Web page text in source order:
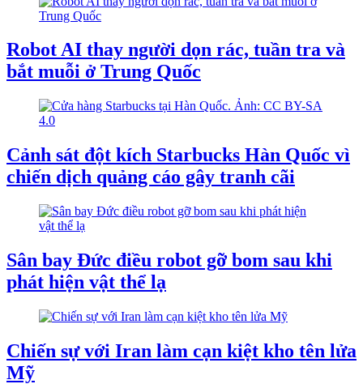
Robot AI thay người dọn rác, tuần tra và
bắt muỗi ở Trung Quốc
Cảnh sát đột kích Starbucks Hàn Quốc vì
chiến dịch quảng cáo gây tranh cãi
Sân bay Đức điều robot gỡ bom sau khi
phát hiện vật thể lạ
Chiến sự với Iran làm cạn kiệt kho tên lửa
Mỹ